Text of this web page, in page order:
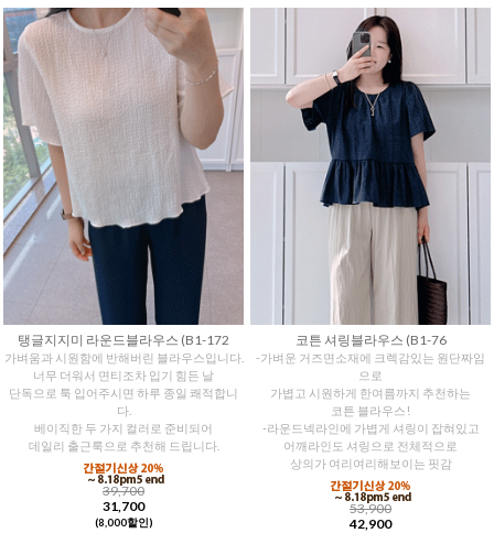
탱글지지미 라운드블라우스 (B1-172
가벼움과 시원함에 반해버린 블라우스입니다.
너무 더워서 면티조차 입기 힘든 날
단독으로 툭 입어주시면 하루 종일 쾌적합니
다.
베이직한 두 가지 컬러로 준비되어
데일리 출근룩으로 추천해 드립니다.
39,700
31,700
(8,000할인)
코튼 셔링블라우스 (B1-76
-가벼운 거즈면소재에 크렉감있는 원단짜임
으로
가볍고 시원하게 한여름까지 추천하는
코튼 블라우스!
-라운드넥라인에 가볍게 셔링이 잡혀있고
어깨라인도 셔링으로 전체적으로
상의가 여리여리해보이는 핏감
53,900
42,900